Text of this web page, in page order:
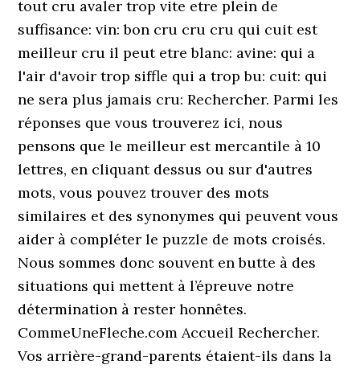
tout cru avaler trop vite etre plein de
suffisance: vin: bon cru cru cru qui cuit est
meilleur cru il peut etre blanc: avine: qui a
l'air d'avoir trop siffle qui a trop bu: cuit: qui
ne sera plus jamais cru: Rechercher. Parmi les
réponses que vous trouverez ici, nous
pensons que le meilleur est mercantile à 10
lettres, en cliquant dessus ou sur d'autres
mots, vous pouvez trouver des mots
similaires et des synonymes qui peuvent vous
aider à compléter le puzzle de mots croisés.
Nous sommes donc souvent en butte à des
situations qui mettent à l’épreuve notre
détermination à rester honnêtes.
CommeUneFleche.com Accueil Rechercher.
Vos arrière-grand-parents étaient-ils dans la